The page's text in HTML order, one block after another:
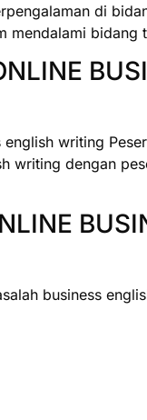
di
mendalami bidang
writing
writing dengan
business